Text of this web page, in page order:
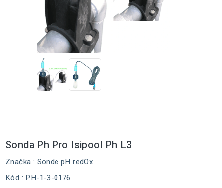
Sonda Ph Pro Isipool Ph L3
Značka : Sonde pH redOx
Kód : PH-1-3-0176